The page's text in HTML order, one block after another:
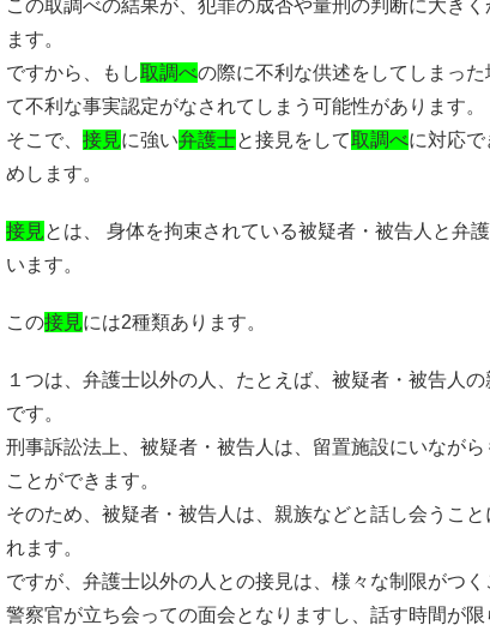
この取調べの結果が、犯罪の成否や量刑の判断に大き
ます。
ですから、もし取調べの際に不利な供述をしてしまっ
て不利な事実認定がなされてしまう可能性があります。
そこで、 接見に強い弁護士と接見をして取調べに対応
めします。
接見とは、 身体を拘束されている被疑者・被告人と弁
います。
この接見には2種類あります。
１つは、弁護士以外の人、たとえば、被疑者・被告人
です。
刑事訴訟法上、被疑者・被告人は、留置施設にいなが
ことができます。
そのため、被疑者・被告人は、親族などと話し会うこ
れます。
ですが、弁護士以外の人との接見は、様々な制限がつく
警察官が立ち会っての面会となりますし、話す時間が限